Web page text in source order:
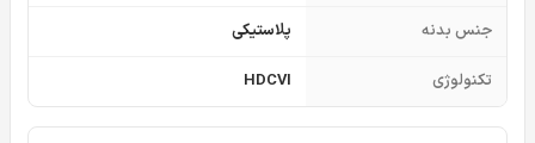
جنس بدنه پلاستیکی
تکنولوژی HDCVI